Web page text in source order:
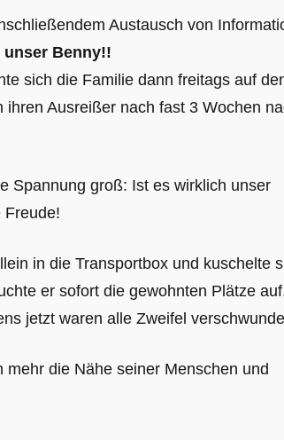
Austausch von
unser Benny!!
sich die Familie dann freitags auf
Ausreißer nach fast 3 Wochen
Spannung groß: Ist es wirklich unser
Freude!
in die Transportbox und kuschelte
er sofort die gewohnten Plätze
jetzt waren alle Zweifel
die Nähe seiner Menschen und